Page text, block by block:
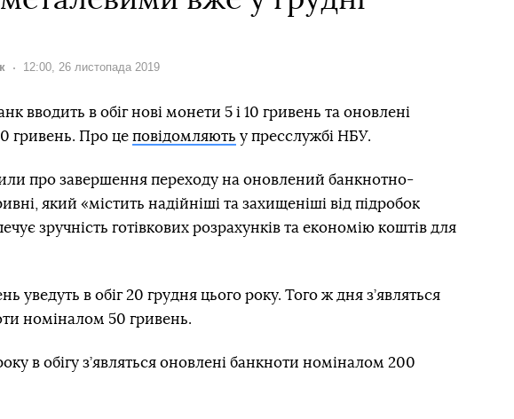
Дата:
12:00, 26 листопада 2019
вводить в обіг нові монети 5 і 10 гривень та оновлені
гривень. Про це повідомляють у пресслужбі НБУ.
про завершення переходу на оновлений банкнотно-
який «містить надійніші та захищеніші від підробок
зручність готівкових розрахунків та економію коштів для
уведуть в обіг 20 грудня цього року. Того ж дня з’являться
номіналом 50 гривень.
в обігу з’являться оновлені банкноти номіналом 200